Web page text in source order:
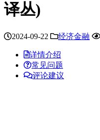
译丛)
2024-09-22 经济金融
详情介绍
常见问题
评论建议